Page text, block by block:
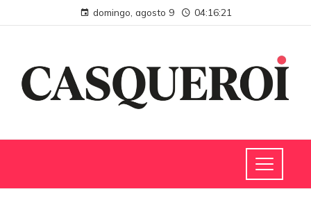
domingo, agosto 9 04:16:22